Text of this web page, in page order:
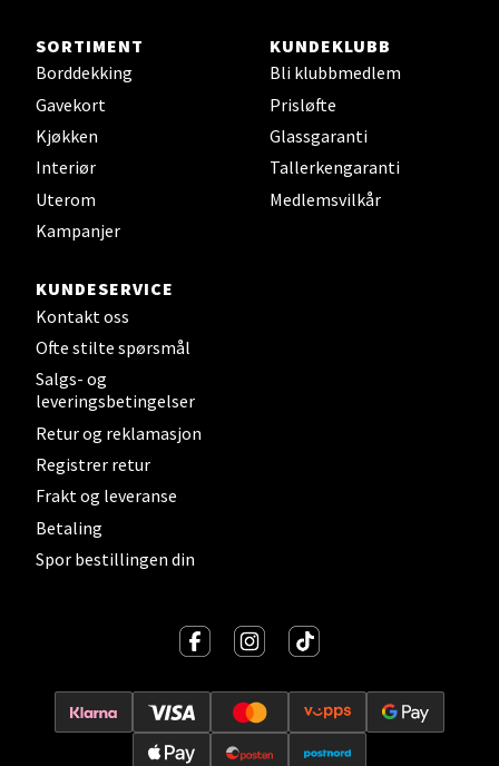
SORTIMENT
Borddekking
Gavekort
Kjøkken
Interiør
Uterom
Kampanjer
KUNDEKLUBB
Bli klubbmedlem
Prisløfte
Glassgaranti
Tallerkengaranti
Medlemsvilkår
KUNDESERVICE
Kontakt oss
Ofte stilte spørsmål
Salgs- og
leveringsbetingelser
Retur og reklamasjon
Registrer retur
Frakt og leveranse
Betaling
Spor bestillingen din
Åpent i dag 10-21
Lillehammer - Strandtorget
Strandtorget, 2609 Lillehammer
0 i butikk
Strømmen - Thon Senter Strømmen
Støperivn. 5, 2010 Strømmen
Åpent i dag 10-21
0 i butikk